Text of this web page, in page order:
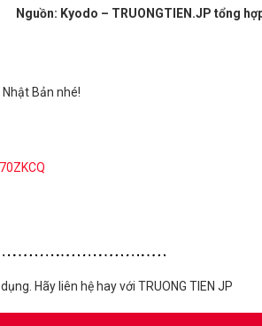
Nguồn: Kyodo – TRUONGTIEN.JP tổng
Bản nhé!
Hãy liên hệ hay với TRUONG TIEN JP